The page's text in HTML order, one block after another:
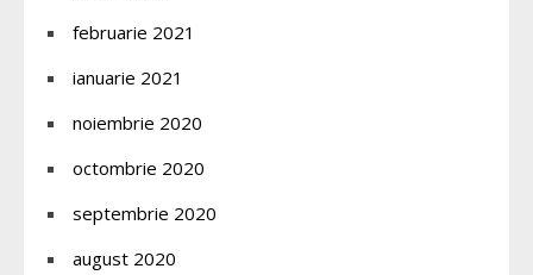
februarie 2021
ianuarie 2021
noiembrie 2020
octombrie 2020
septembrie 2020
august 2020